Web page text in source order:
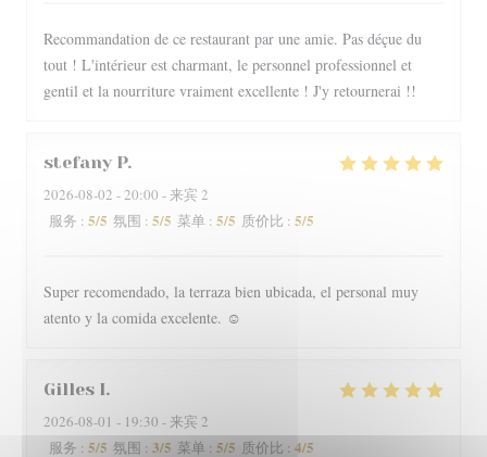
Recommandation de ce restaurant par une amie. Pas déçue du
tout ! L'intérieur est charmant, le personnel professionnel et
gentil et la nourriture vraiment excellente ! J'y retournerai !!
stefany P
2026-08-02 - 20:00 - 来宾 2
服务 : 5/5 氛围 : 5/5 菜单 : 5/5 质价比 : 5/5
Super recomendado, la terraza bien ubicada, el personal muy
atento y la comida excelente. ☺️
Gilles I
2026-08-01 - 19:30 - 来宾 2
服务 : 5/5 氛围 : 3/5 菜单 : 5/5 质价比 : 4/5